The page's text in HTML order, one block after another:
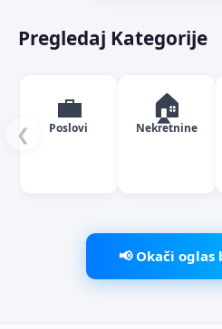
Pregledaj Kategorije
❮
💼
Poslovi
🏠
Nekretnine
📢 Okači